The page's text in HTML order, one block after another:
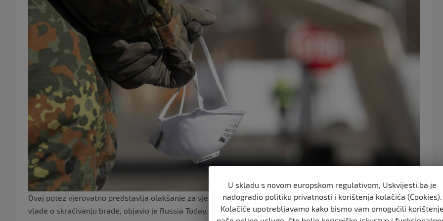
o
k
Ovaj potez vjerovatno predstavlja olakšanje za vjernike u izraelu koji nose bradu, tako da neće biti naređenja
vlade o skraćivanju brade, objavio je Russia Today.
U skladu s novom europskom regulativom, Uskvijesti.ba je
nadogradio politiku privatnosti i korištenja kolačića (Cookies).
Kolačiće upotrebljavamo kako bismo vam omogućili